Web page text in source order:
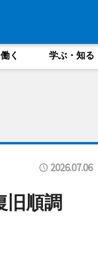
く 学ぶ・知る
2026.07.06
旧順調